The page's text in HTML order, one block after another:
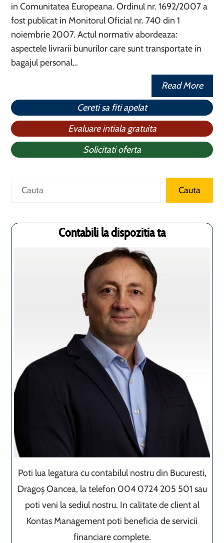
in Comunitatea Europeana. Ordinul nr. 1692/2007 a
fost publicat in Monitorul Oficial nr. 740 din 1
noiembrie 2007. Actul normativ abordeaza:
aspectele livrarii bunurilor care sunt transportate in
bagajul personal…
Read More
Cereti sa fiti apelat
Evaluare intiala gratuita
Solicitati oferta
Caută Cauta
Contabili la dispozitia ta
Poti lua legatura cu contabilul nostru din Bucuresti,
Dragoș Oancea, la telefon 004 0724 205 501 sau
poti veni la sediul nostru. In calitate de client al
Kontas Management poti beneficia de servicii
financiare complete.